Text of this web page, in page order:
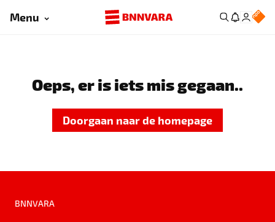
Menu
Oeps, er is iets mis gegaan..
Doorgaan naar de homepage
BNNVARA